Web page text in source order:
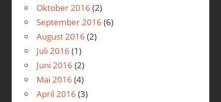
Oktober 2016 (2)
September 2016 (6)
August 2016 (2)
Juli 2016 (1)
Juni 2016 (2)
Mai 2016 (4)
April 2016 (3)